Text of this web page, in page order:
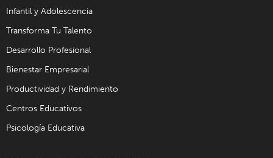
Infantil y Adolescencia
Transforma Tu Talento
Desarrollo Profesional
Bienestar Empresarial
Productividad y Rendimiento
Centros Educativos
Psicología Educativa